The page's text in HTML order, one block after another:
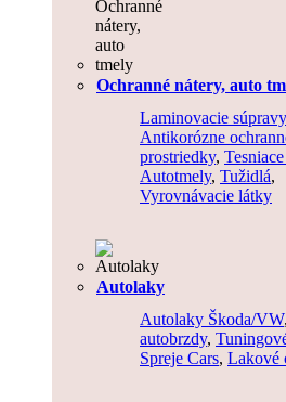
Ochranné nátery, auto
Laminovacie súpravy
Antikorózne
prostriedky,
Autotmely, Tužidlá,
Vyrovnávacie látky
Autolaky
Autolaky Škoda/VW,
autobrzdy,
Spreje Cars, Lakové